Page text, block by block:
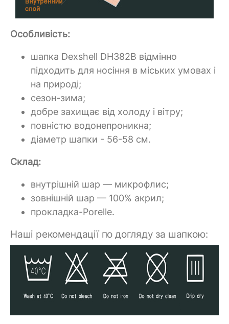
Особливість:
шапка Dexshell DH382B відмінно
підходить для носіння в міських умовах і
на природі;
сезон-зима;
добре захищає від холоду і вітру;
повністю водонепроникна;
діаметр шапки - 56-58 см.
Склад:
внутрішній шар — микрофлис;
зовнішній шар — 100% акрил;
прокладка-Porelle.
Наші рекомендації по догляду за шапкою: